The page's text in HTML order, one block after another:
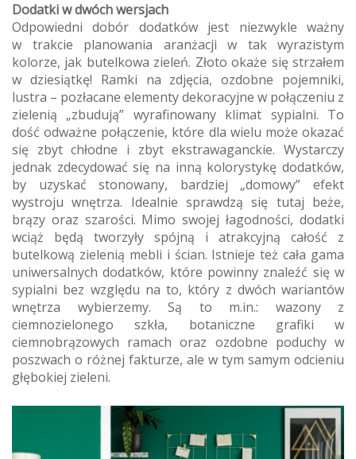
Dodatki w dwóch wersjach
Odpowiedni dobór dodatków jest niezwykle ważny
w trakcie planowania aranżacji w tak wyrazistym
kolorze, jak butelkowa zieleń. Złoto okaże się strzałem
w dziesiątkę! Ramki na zdjęcia, ozdobne pojemniki,
lustra – pozłacane elementy dekoracyjne w połączeniu z
zielenią „zbudują” wyrafinowany klimat sypialni. To
dość odważne połączenie, które dla wielu może okazać
się zbyt chłodne i zbyt ekstrawaganckie. Wystarczy
jednak zdecydować się na inną kolorystykę dodatków,
by uzyskać stonowany, bardziej „domowy” efekt
wystroju wnętrza. Idealnie sprawdzą się tutaj beże,
brązy oraz szarości. Mimo swojej łagodności, dodatki
wciąż będą tworzyły spójną i atrakcyjną całość z
butelkową zielenią mebli i ścian. Istnieje też cała gama
uniwersalnych dodatków, które powinny znaleźć się w
sypialni bez względu na to, który z dwóch wariantów
wnętrza wybierzemy. Są to m.in.: wazony z
ciemnozielonego szkła, botaniczne grafiki w
ciemnobrązowych ramach oraz ozdobne poduchy w
poszwach o różnej fakturze, ale w tym samym odcieniu
głębokiej zieleni.